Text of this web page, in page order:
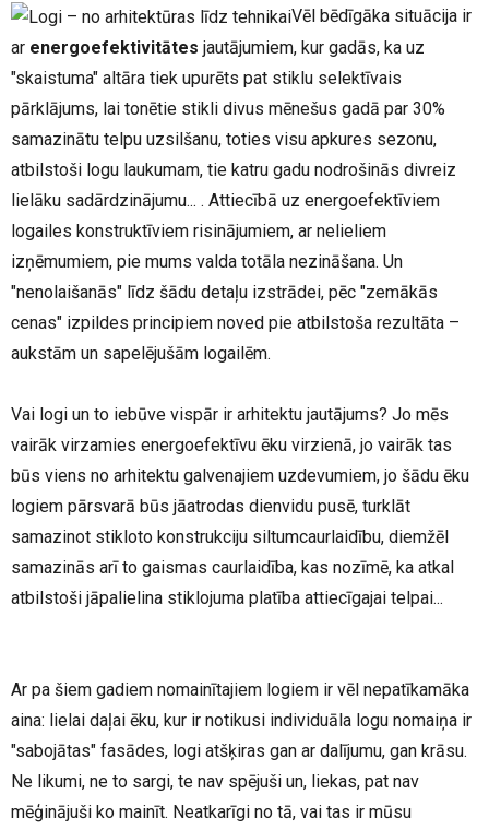
Vēl bēdīgāka situācija ir
ar energoefektivitātes jautājumiem, kur gadās, ka uz
"skaistuma" altāra tiek upurēts pat stiklu selektīvais
pārklājums, lai tonētie stikli divus mēnešus gadā par 30%
samazinātu telpu uzsilšanu, toties visu apkures sezonu,
atbilstoši logu laukumam, tie katru gadu nodrošinās divreiz
lielāku sadārdzinājumu... . Attiecībā uz energoefektīviem
logailes konstruktīviem risinājumiem, ar nelieliem
izņēmumiem, pie mums valda totāla nezināšana. Un
"nenolaišanās" līdz šādu detaļu izstrādei, pēc "zemākās
cenas" izpildes principiem noved pie atbilstoša rezultāta –
aukstām un sapelējušām logailēm.
Vai logi un to iebūve vispār ir arhitektu jautājums? Jo mēs
vairāk virzamies energoefektīvu ēku virzienā, jo vairāk tas
būs viens no arhitektu galvenajiem uzdevumiem, jo šādu ēku
logiem pārsvarā būs jāatrodas dienvidu pusē, turklāt
samazinot stikloto konstrukciju siltumcaurlaidību, diemžēl
samazinās arī to gaismas caurlaidība, kas nozīmē, ka atkal
atbilstoši jāpalielina stiklojuma platība attiecīgajai telpai...
Ar pa šiem gadiem nomainītajiem logiem ir vēl nepatīkamāka
aina: lielai daļai ēku, kur ir notikusi individuāla logu nomaiņa ir
"sabojātas" fasādes, logi atšķiras gan ar dalījumu, gan krāsu.
Ne likumi, ne to sargi, te nav spējuši un, liekas, pat nav
mēģinājuši ko mainīt. Neatkarīgi no tā, vai tas ir mūsu